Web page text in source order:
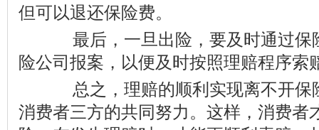
但可以退还保险费。
最后，一旦出险，要及时通过保
险公司报案，以便及时按照理赔程序索
总之，理赔的顺利实现离不开保
消费者三方的共同努力。这样，消费者